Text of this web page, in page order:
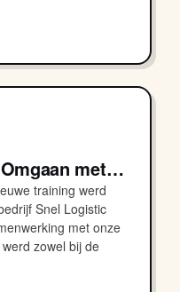
met…
training werd
Snel Logistic
met onze
zowel bij de